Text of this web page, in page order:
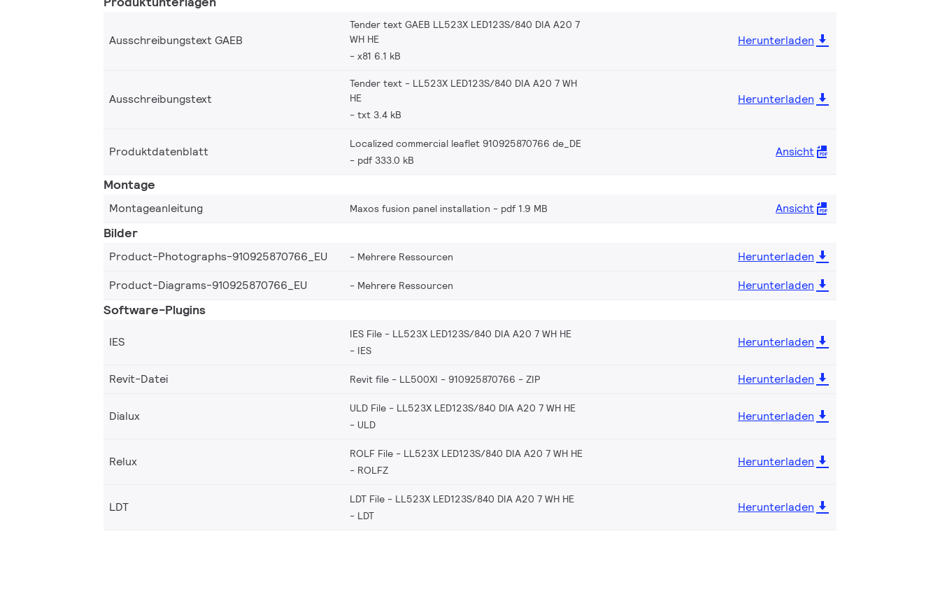
Ausschreibungstext GAEB
Tender text GAEB LL523X LED123S/840 DIA A20 7
WH HE
x81 6.1 kB
Herunterladen
Ausschreibungstext
Tender text - LL523X LED123S/840 DIA A20 7 WH
HE
txt 3.4 kB
Herunterladen
Produktdatenblatt
Localized commercial leaflet 910925870766 de_DE
pdf 333.0 kB
Ansicht
Montage
Montageanleitung Maxos fusion panel installation pdf 1.9 MB Ansicht
Bilder
Product-Photographs-910925870766_EU Mehrere Ressourcen
Herunterladen
Product-Diagrams-910925870766_EU
Mehrere Ressourcen Herunterladen
Software-Plugins
IES
IES File - LL523X LED123S/840 DIA A20 7 WH HE
IES
Herunterladen
Revit-Datei Revit file - LL500XI - 910925870766 ZIP Herunterladen
Dialux
ULD File - LL523X LED123S/840 DIA A20 7 WH HE
ULD
Herunterladen
Relux
ROLF File - LL523X LED123S/840 DIA A20 7 WH HE
ROLFZ
Herunterladen
LDT
LDT File - LL523X LED123S/840 DIA A20 7 WH HE
LDT
Herunterladen